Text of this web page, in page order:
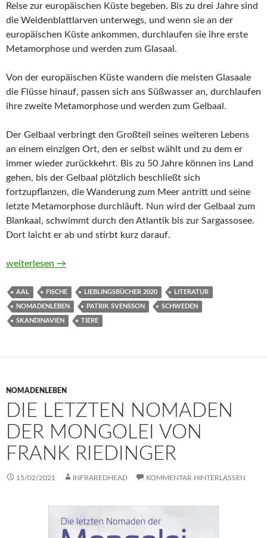
Reise zur europäischen Küste begeben. Bis zu drei Jahre sind
die Weidenblattlarven unterwegs, und wenn sie an der
europäischen Küste ankommen, durchlaufen sie ihre erste
Metamorphose und werden zum Glasaal.
Von der europäischen Küste wandern die meisten Glasaale
die Flüsse hinauf, passen sich ans Süßwasser an, durchlaufen
ihre zweite Metamorphose und werden zum Gelbaal.
Der Gelbaal verbringt den Großteil seines weiteren Lebens
an einem einzigen Ort, den er selbst wählt und zu dem er
immer wieder zurückkehrt. Bis zu 50 Jahre können ins Land
gehen, bis der Gelbaal plötzlich beschließt sich
fortzupflanzen, die Wanderung zum Meer antritt und seine
letzte Metamorphose durchläuft. Nun wird der Gelbaal zum
Blankaal, schwimmt durch den Atlantik bis zur Sargassosee.
Dort laicht er ab und stirbt kurz darauf.
Das Evangelium der Aale von Patrik Svensson
weiterlesen →
AAL FISCHE LIEBLINGSBÜCHER 2020 LITERATUR
NOMADENLEBEN PATRIK SVENSSON SCHWEDEN
SKANDINAVIEN TIERE
NOMADENLEBEN
DIE LETZTEN NOMADEN
DER MONGOLEI VON
FRANK RIEDINGER
15/02/2021 INFRAREDHEAD KOMMENTAR HINTERLASSEN